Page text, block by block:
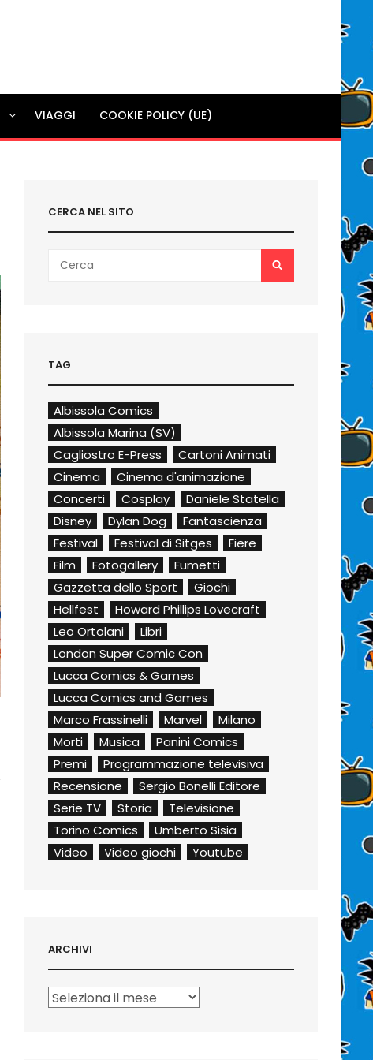
VIAGGI COOKIE POLICY (UE)
CERCA NEL SITO
for:
TAG
Albissola Comics
Albissola Marina (SV)
Cagliostro E-Press
Cartoni Animati
Cinema
Cinema d'animazione
Concerti
Cosplay
Daniele Statella
Disney
Dylan Dog
Fantascienza
Festival
Festival di Sitges
Fiere
Film
Fotogallery
Fumetti
Gazzetta dello Sport
Giochi
Hellfest
Howard Phillips Lovecraft
Leo Ortolani
Libri
London Super Comic Con
Lucca Comics & Games
Lucca Comics and Games
Marco Frassinelli
Marvel
Milano
Morti
Musica
Panini Comics
Premi
Programmazione televisiva
Recensione
Sergio Bonelli Editore
Serie TV
Storia
Televisione
Torino Comics
Umberto Sisia
Video
Video giochi Youtube
ARCHIVI
Archivi